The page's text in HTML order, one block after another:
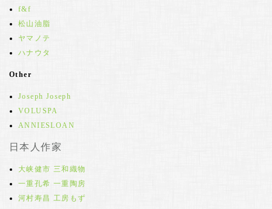
f&f
松山油脂
ヤマノテ
ハナウタ
Other
Joseph Joseph
VOLUSPA
ANNIESLOAN
日本人作家
大峡健市 三和織物
一重孔希 一重陶房
河村寿昌 工房もず